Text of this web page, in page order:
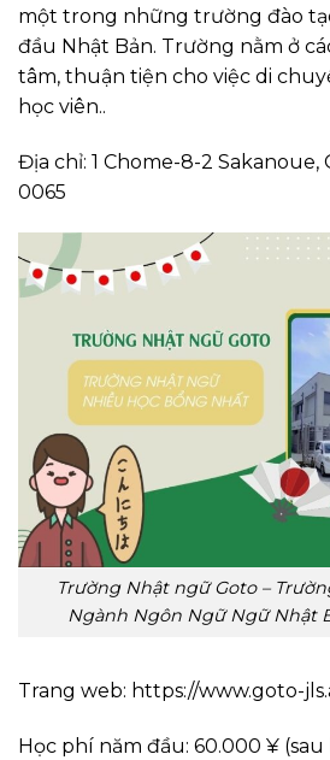
một trong những trường đào
đầu Nhật Bản. Trường nằm ở
tâm, thuận tiện cho việc di
học viên..
Địa chỉ: 1 Chome-8-2 Sakanoue,
0065
Trường Nhật ngữ Goto –
Ngành Ngôn Ngữ Ngữ Nhật
Trang web: https://www.goto-
Học phí năm đầu: 60.000 ¥